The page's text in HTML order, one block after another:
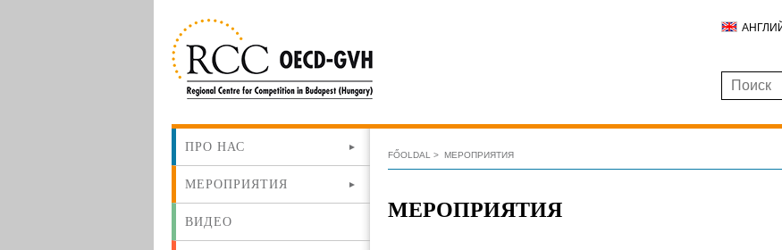
ПРО НАС
МЕРОПРИЯТИЯ
ВИДЕО
FŐOLDAL МЕРОПРИЯТИЯ
МЕРОПРИЯТИЯ